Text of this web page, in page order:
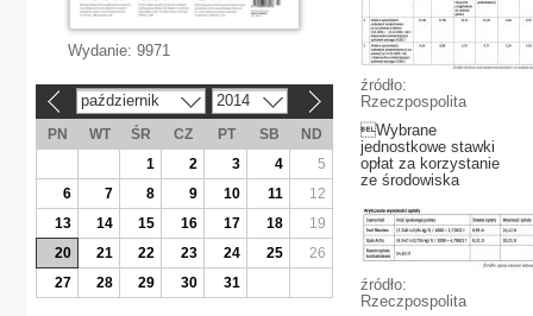
źródło:
Rzeczpospolita
Wybrane
jednostkowe stawki
opłat za korzystanie
ze środowiska
źródło:
Rzeczpospolita
Wydanie: 9971
październik 2014
PN WT ŚR CZ PT SB
ND
1
2 3 4
5
6
7 8 9 10 11
12
13
14 15 16 17 18
19
20
21 22 23 24 25
26
27
28 29 30 31